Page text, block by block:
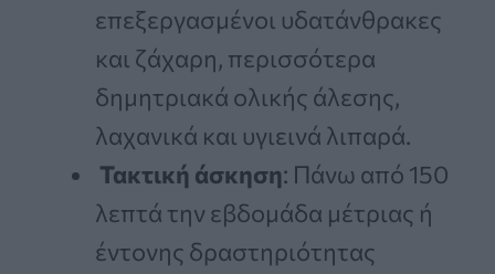
επεξεργασμένοι υδατάνθρακες
και ζάχαρη, περισσότερα
δημητριακά ολικής άλεσης,
λαχανικά και υγιεινά λιπαρά.
Τακτική άσκηση: Πάνω από 150
λεπτά την εβδομάδα μέτριας ή
έντονης δραστηριότητας